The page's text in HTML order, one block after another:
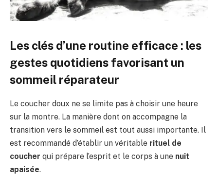
Les clés d’une routine efficace : les
gestes quotidiens favorisant un
sommeil réparateur
Le coucher doux ne se limite pas à choisir une heure
sur la montre. La manière dont on accompagne la
transition vers le sommeil est tout aussi importante. Il
est recommandé d’établir un véritable rituel de
coucher qui prépare l’esprit et le corps à une nuit
apaisée.